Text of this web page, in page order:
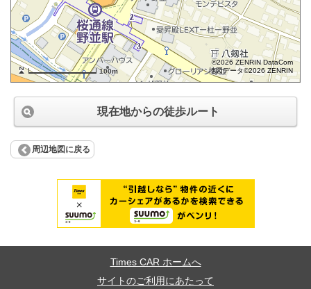
100m
©2026 ZENRIN DataCom
地図データ©2026 ZENRIN
現在地からの徒歩ルート
周辺地図に戻る
Times CAR ホームへ
サイトのご利用にあたって